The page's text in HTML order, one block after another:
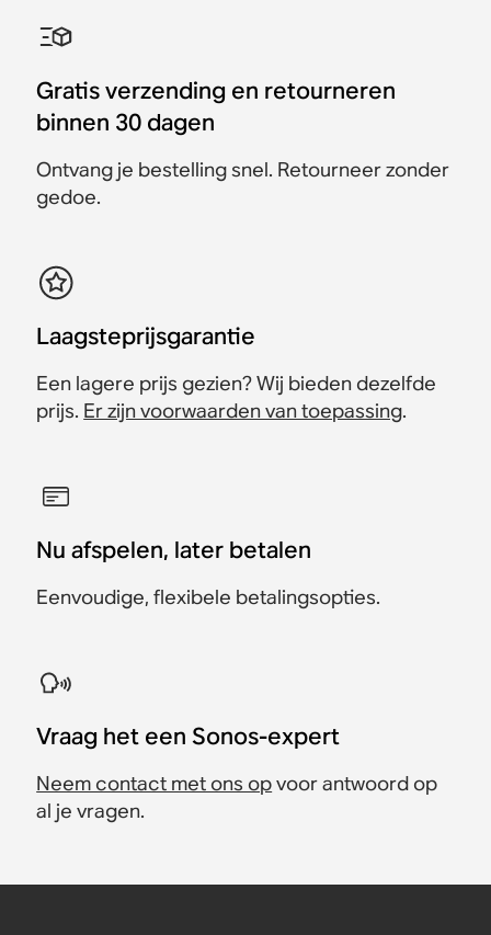
Gratis verzending en retourneren
binnen 30 dagen
Ontvang je bestelling snel. Retourneer zonder
gedoe.
Laagsteprijsgarantie
Een lagere prijs gezien? Wij bieden dezelfde
prijs. Er zijn voorwaarden van toepassing.
Nu afspelen, later betalen
Eenvoudige, flexibele betalingsopties.
Vraag het een Sonos-expert
Neem contact met ons opvoor antwoord op
al je vragen.